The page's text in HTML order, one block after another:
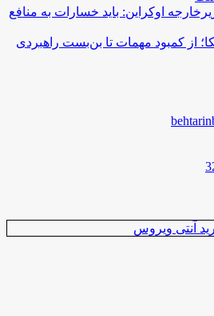
اوکراین: باید خسارات به منافع
از کمبود مهمات تا بن‌بست راهبردی
آنتی ویروس